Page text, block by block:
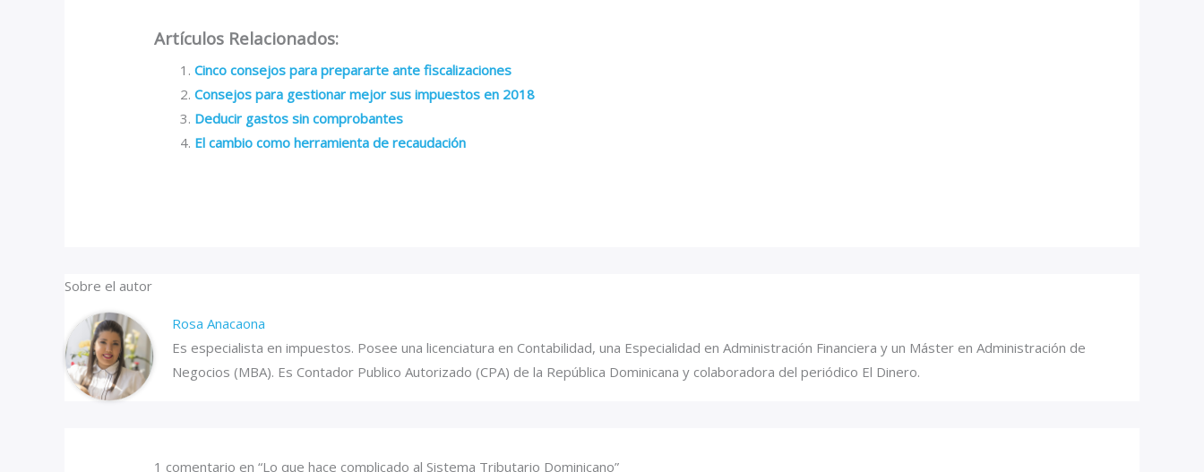
Artículos Relacionados:
Cinco consejos para prepararte ante fiscalizaciones
Consejos para gestionar mejor sus impuestos en 2018
Deducir gastos sin comprobantes
El cambio como herramienta de recaudación
Sobre el autor
Rosa Anacaona
Es especialista en impuestos. Posee una licenciatura en Contabilidad, una Especialidad en Administración Financiera y un Máster en Administración de
Negocios (MBA). Es Contador Publico Autorizado (CPA) de la República Dominicana y colaboradora del periódico El Dinero.
1 comentario en “Lo que hace complicado al Sistema Tributario Dominicano”